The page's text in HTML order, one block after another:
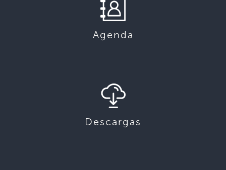
Agenda
Descargas